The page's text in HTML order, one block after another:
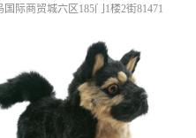
国际商贸城六区185门1楼2街81471